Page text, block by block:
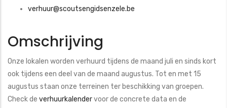
verhuur@scoutsengidsenzele.be
Omschrijving
Onze lokalen worden verhuurd tijdens de maand juli en sinds kort
ook tijdens een deel van de maand augustus. Tot en met 15
augustus staan onze terreinen ter beschikking van groepen.
Check de verhuurkalendervoor de concrete data en de